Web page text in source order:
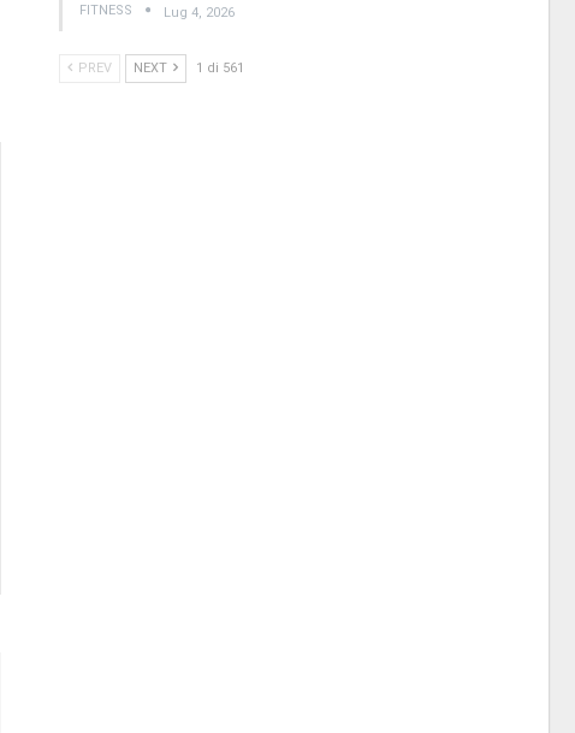
FITNESS Lug 4, 2026
PREV NEXT 1 di 561